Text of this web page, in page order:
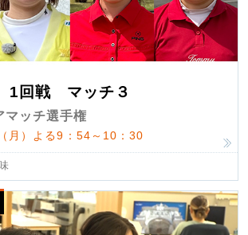
1回戦 マッチ３
マッチ選手権
月）よる9：54～10：30